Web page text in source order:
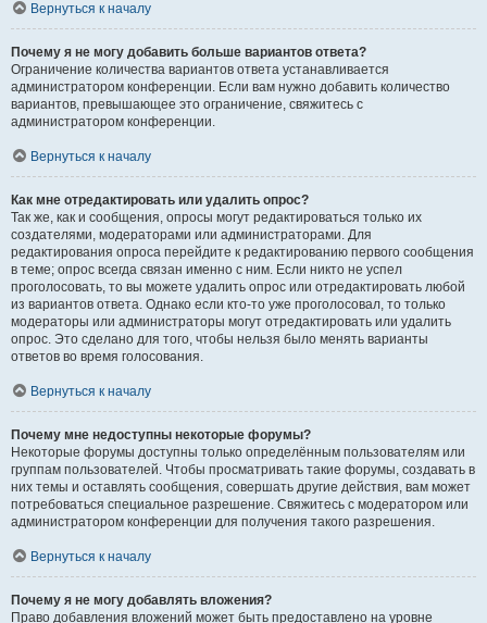
Вернуться к началу
Почему я не могу добавить больше вариантов ответа?
Ограничение количества вариантов ответа устанавливается
администратором конференции. Если вам нужно добавить количество
вариантов, превышающее это ограничение, свяжитесь с
администратором конференции.
Вернуться к началу
Как мне отредактировать или удалить опрос?
Так же, как и сообщения, опросы могут редактироваться только их
создателями, модераторами или администраторами. Для
редактирования опроса перейдите к редактированию первого сообщения
в теме; опрос всегда связан именно с ним. Если никто не успел
проголосовать, то вы можете удалить опрос или отредактировать любой
из вариантов ответа. Однако если кто-то уже проголосовал, то только
модераторы или администраторы могут отредактировать или удалить
опрос. Это сделано для того, чтобы нельзя было менять варианты
ответов во время голосования.
Вернуться к началу
Почему мне недоступны некоторые форумы?
Некоторые форумы доступны только определённым пользователям или
группам пользователей. Чтобы просматривать такие форумы, создавать в
них темы и оставлять сообщения, совершать другие действия, вам может
потребоваться специальное разрешение. Свяжитесь с модератором или
администратором конференции для получения такого разрешения.
Вернуться к началу
Почему я не могу добавлять вложения?
Право добавления вложений может быть предоставлено на уровне